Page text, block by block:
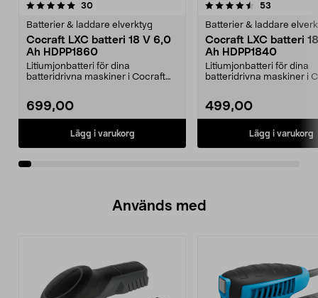
30recensioner
Batterier & laddare elverktyg
Cocraft LXC batteri 18 V 6,0
Ah HDPP1860
Litiumjonbatteri för dina
batteridrivna maskiner i Cocraft
699,00
Lägg i varukorg
4.5av 5 stjärnor 53
Batterier & laddare
Cocraft LXC batteri
Ah HDPP1840
Litiumjonbatteri för dina
batteridrivna maskiner i
499,00
Lägg i varukorg
4.5av 5 stjärnor
Används med